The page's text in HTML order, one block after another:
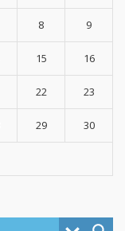
8 9
15 16
22 23
29 30